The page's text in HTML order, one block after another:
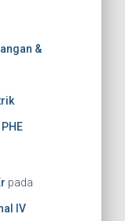
&
pada
IV